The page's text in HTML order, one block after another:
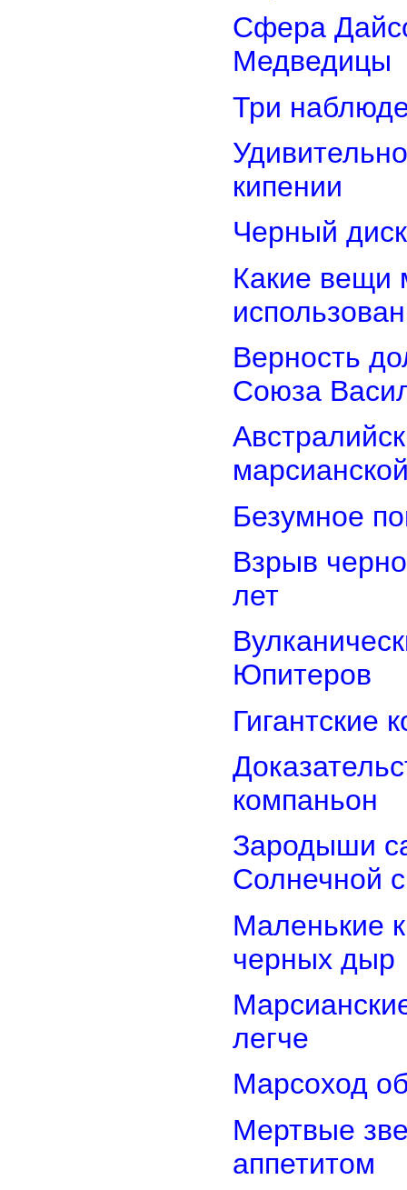
Сфера
Медведицы
Три
кипении
Черный
Какие вещи
Верность
Союза
Безумное
Взрыв
лет
Юпитеров
Гигантские
компаньон
Зародыши
Солнечной
Маленькие
черных дыр
легче
Марсоход
Мертвые
аппетитом